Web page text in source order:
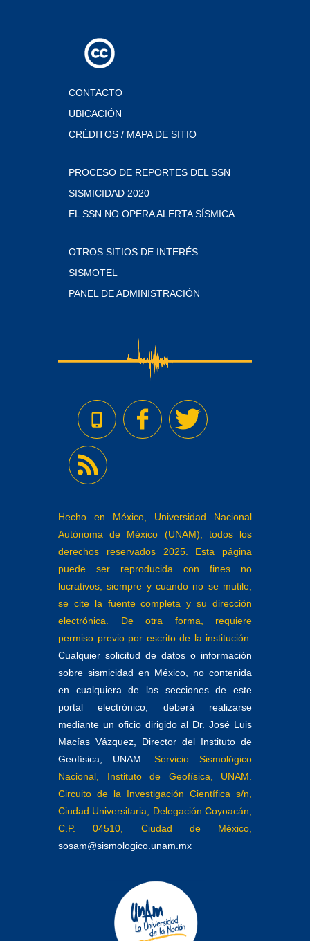
CONTACTO
UBICACIÓN
CRÉDITOS / MAPA DE SITIO
PROCESO DE REPORTES DEL SSN
SISMICIDAD 2020
EL SSN NO OPERA ALERTA SÍSMICA
OTROS SITIOS DE INTERÉS
SISMOTEL
PANEL DE ADMINISTRACIÓN
Hecho en México, Universidad Nacional
Autónoma de México (UNAM), todos los
derechos reservados 2025. Esta página
puede ser reproducida con fines no
lucrativos, siempre y cuando no se mutile,
se cite la fuente completa y su dirección
electrónica. De otra forma, requiere
permiso previo por escrito de la institución.
Cualquier solicitud de datos o información
sobre sismicidad en México, no contenida
en cualquiera de las secciones de este
portal electrónico, deberá realizarse
mediante un oficio dirigido al Dr. José Luis
Macías Vázquez, Director del Instituto de
Geofísica, UNAM.
Servicio Sismológico
Nacional, Instituto de Geofísica, UNAM.
Circuito de la Investigación Científica s/n,
Ciudad Universitaria, Delegación Coyoacán,
C.P. 04510, Ciudad de México,
sosam@sismologico.unam.mx